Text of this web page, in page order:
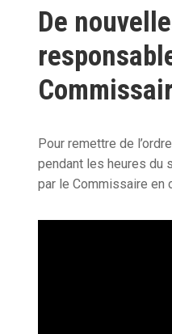
De
Pour remettre de
pendant les heures du
par le Commissaire en